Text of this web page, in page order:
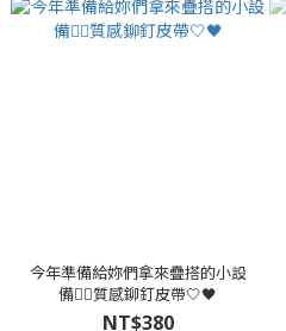
今年準備給妳們拿來疊搭的小設
備👉🏻質感鉚釘皮帶🤍🖤
NT$380